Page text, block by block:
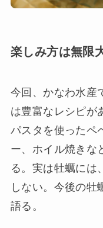
楽しみ方は無限
今回、かなわ水産
は豊富なレシピが
パスタを使ったペ
ー、ホイル焼きな
る。実は牡蠣には
しない。今後の牡
語る。